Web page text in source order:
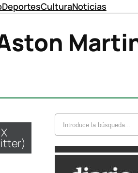
DeportesCulturaNoticias
Compartir
en
X